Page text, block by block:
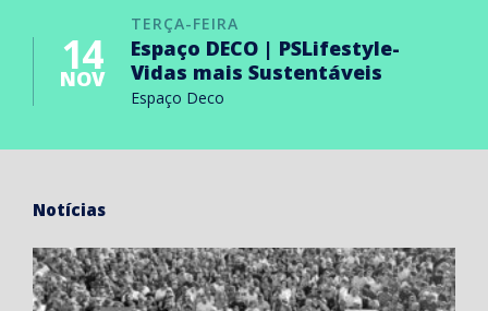
TERÇA-FEIRA
14
NOV
Espaço DECO | PSLifestyle-
Vidas mais Sustentáveis
Espaço Deco
Notícias